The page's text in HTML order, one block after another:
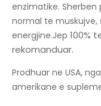
enzimatike.
normal te muskujve,
energjine.Jep 100%
rekomanduar.
Prodhuar ne USA,
amerikane e